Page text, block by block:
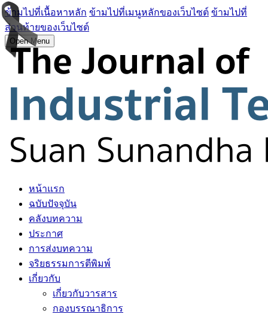
ข้ามไปที่เนื้อหาหลัก ข้ามไปที่เมนูหลักของเว็บไซต์ ข้ามไปที่
ส่วนท้ายของเว็บไซต์
Open Menu
หน้าแรก
ฉบับปัจจุบัน
คลังบทความ
ประกาศ
การส่งบทความ
จริยธรรมการตีพิมพ์
เกี่ยวกับ
เกี่ยวกับวารสาร
กองบรรณาธิการ